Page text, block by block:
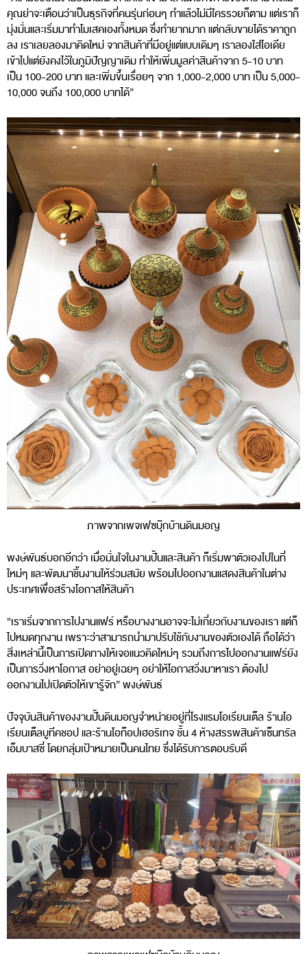
คุณย่าจะเตือนว่าเป็นธุรกิจที่คนรุ่นก่อนๆ ทำแล้วไม่มีใครรวยก็ตาม แต่เราก็
มุ่งมั่นและเริ่มมาทำโมเสคเองทั้งหมด ซึ่งทำยากมาก แต่กลับขายได้ราคาถูก
ลง เราเลยลองมาคิดใหม่ จากสินค้าที่มีอยู่แต่แบบเดิมๆ เราลองใส่ไอเดีย
เข้าไปแต่ยังคงไว้ในภูมิปัญญาเดิม ทำให้เพิ่มมูลค่าสินค้าจาก 5-10 บาท
เป็น 100-200 บาท และเพิ่มขึ้นเรื่อยๆ จาก 1,000-2,000 บาท เป็น 5,000-
10,000 จนถึง 100,000 บาทได้”
ภาพจากเพจเฟซบุ๊กบ้านดินมอญ
พงษ์พันธ์บอกอีกว่า เมื่อมั่นใจในงานปั้นและสินค้า ก็เริ่มพาตัวเองไปในที่
ใหม่ๆ และพัฒนาชิ้นงานให้ร่วมสมัย พร้อมไปออกงานแสดงสินค้าในต่าง
ประเทศเพื่อสร้างโอกาสให้สินค้า
“เราเริ่มจากการไปงานแฟร์ หรือบางงานอาจจะไม่เกี่ยวกับงานของเรา แต่ก็
ไปหมดทุกงาน เพราะว่าสามารถนำมาปรับใช้กับงานของตัวเองได้ ถือได้ว่า
สิ่งเหล่านี้เป็นการเปิดทางให้เจอแนวคิดใหม่ๆ รวมถึงการไปออกงานแฟร์ยัง
เป็นการวิ่งหาโอกาส อย่าอยู่เฉยๆ อย่าให้โอกาสวิ่งมาหาเรา ต้องไป
ออกงานไปเปิดตัวให้เขารู้จัก” พงษ์พันธ์
ปัจจุบันสินค้าของงานปั้นดินมอญจำหน่ายอยู่ที่โรงแรมโอเรียนเต็ล ร้านโอ
เรียนเต็ลบูทีคชอป และร้านโอท็อปเฮอริเทจ ชั้น 4 ห้างสรรพสินค้าเซ็นทรัล
เอ็มบาสซี่ โดยกลุ่มเป้าหมายเป็นคนไทย ซึ่งได้รับการตอบรับดี